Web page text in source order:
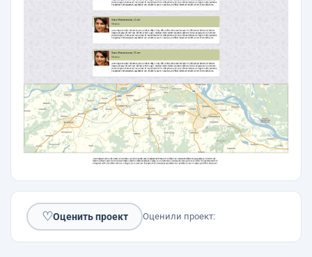
♡Оценить проект Оценили проект: